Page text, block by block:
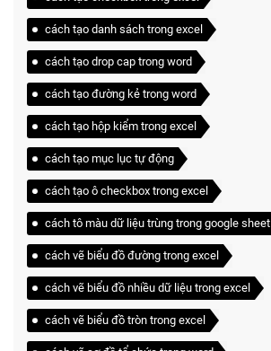
cách tạo danh sách trong excel
cách tạo drop cap trong word
cách tạo đường kẻ trong word
cách tạo hộp kiểm trong excel
cách tạo mục lục tự động
cách tạo ô checkbox trong excel
cách tô màu dữ liệu trùng trong google sheet
cách vẽ biểu đồ đường trong excel
cách vẽ biểu đồ nhiều dữ liệu trong excel
cách vẽ biểu đồ tròn trong excel